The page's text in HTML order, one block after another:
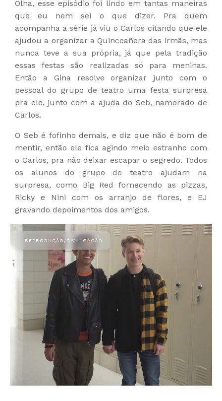
Olha, esse episódio foi lindo em tantas maneiras
que eu nem sei o que dizer. Pra quem
acompanha a série já viu o Carlos citando que ele
ajudou a organizar a Quinceañera das irmãs, mas
nunca teve a sua própria, já que pela tradição
essas festas são realizadas só para meninas.
Então a Gina resolve organizar junto com o
pessoal do grupo de teatro uma festa surpresa
pra ele, junto com a ajuda do Seb, namorado de
Carlos.
O Seb é fofinho demais, e diz que não é bom de
mentir, então ele fica agindo meio estranho com
o Carlos, pra não deixar escapar o segredo. Todos
os alunos do grupo de teatro ajudam na
surpresa, como Big Red fornecendo as pizzas,
Ricky e Nini com os arranjo de flores, e EJ
gravando depoimentos dos amigos.